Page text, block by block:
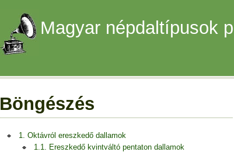
Magyar népdaltípusok
Böngészés
1. Oktávról ereszkedő dallamok
1.1. Ereszkedő kvintváltó pentaton dallamok